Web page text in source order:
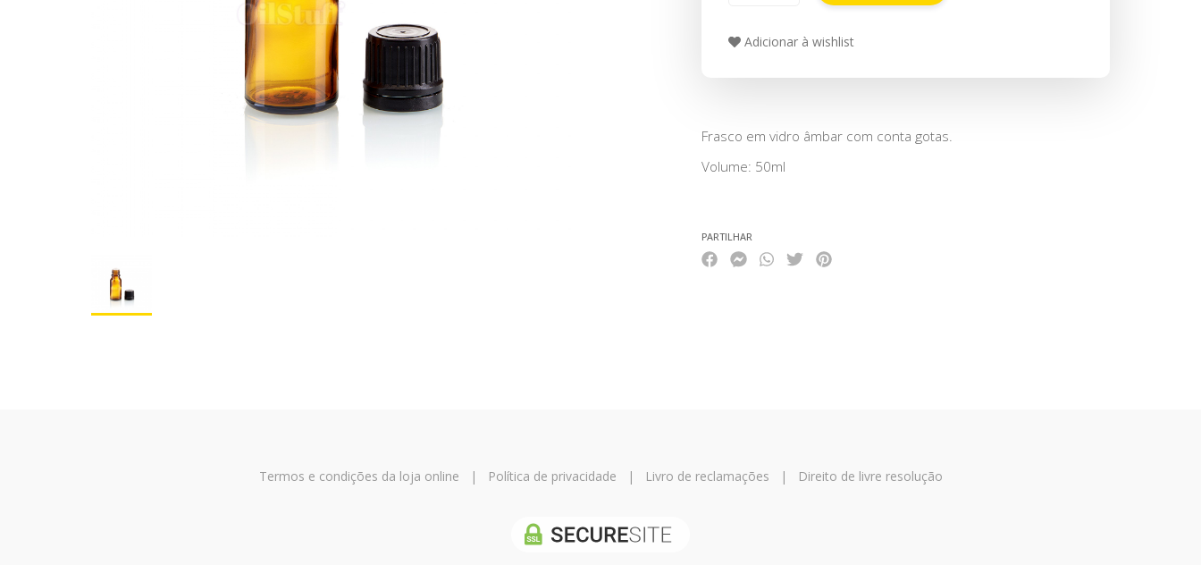
Adicionar à wishlist
Frasco em vidro âmbar com conta gotas.
Volume: 50ml
PARTILHAR
Termos e condições da loja online | Política de privacidade | Livro de reclamações | Direito de livre resolução